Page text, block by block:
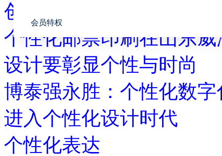
会员特权
创意设计
个性化邮票印刷在山东
设计要彰显个性与时尚
博泰强永胜：个性化数
进入个性化设计时代
个性化表达